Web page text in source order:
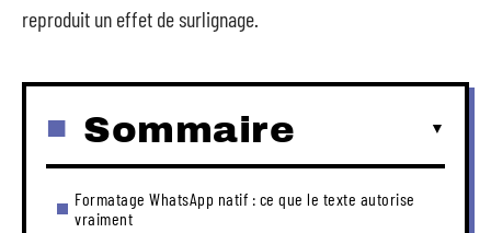
reproduit un effet de surlignage.
Sommaire
Formatage WhatsApp natif : ce que le texte autorise
vraiment